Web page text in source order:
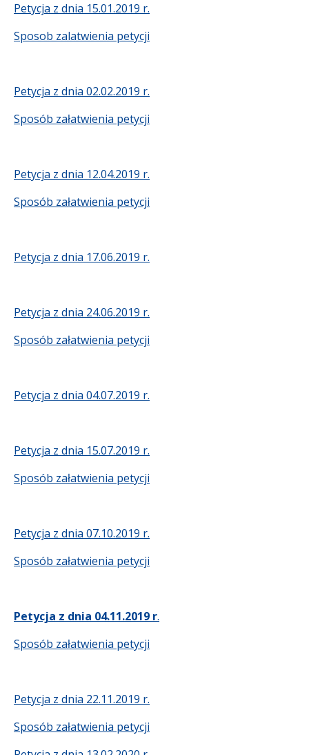
Petycja z dnia 15.01.2019 r.
Sposob zalatwienia petycji
Petycja z dnia 02.02.2019 r.
Sposób załatwienia petycji
Petycja z dnia 12.04.2019 r.
Sposób załatwienia petycji
Petycja z dnia 17.06.2019 r.
Petycja z dnia 24.06.2019 r.
Sposób załatwienia petycji
Petycja z dnia 04.07.2019 r.
Petycja z dnia 15.07.2019 r.
Sposób załatwienia petycji
Petycja z dnia 07.10.2019 r.
Sposób załatwienia petycji
Petycja z dnia 04.11.2019 r.
Sposób załatwienia petycji
Petycja z dnia 22.11.2019 r.
Sposób załatwienia petycji